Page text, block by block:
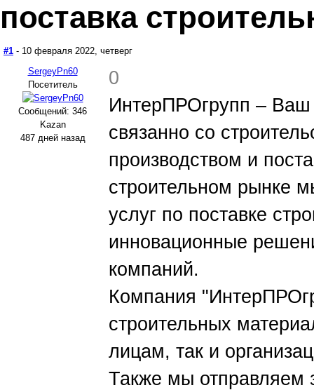
поставка
#1 - 10 февраля 2022, четверг
SergeyPn60
Посетитель
Сообщений: 346
Kazan
487 дней назад
0
ИнтерПРОгрупп –
связанно со
производством и
строительном рынке
услуг по поставке
инновационные
компаний.
Компания
строительных
лицам, так и
Также мы отправляем